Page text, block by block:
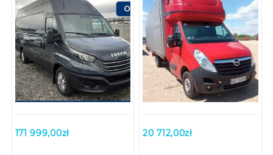
171 999,00zł 20 712,00zł